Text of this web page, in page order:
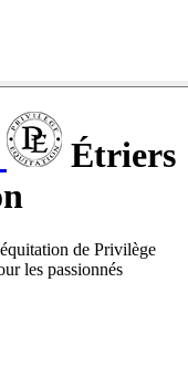
Étriers
de Privilège
les passionnés